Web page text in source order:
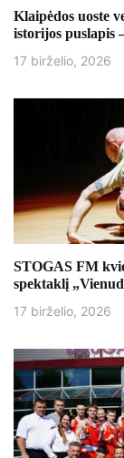
Klaipėdos uoste
istorijos puslapis
17 birželio, 2026
STOGAS FM
spektaklį
17 birželio, 2026